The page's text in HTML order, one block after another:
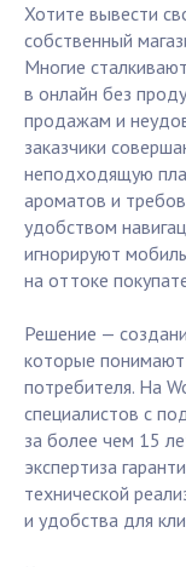
Хотите вывести
собственный
Многие
в онлайн без
продажам и
заказчики
неподходящую
ароматов и
удобством
игнорируют
на оттоке
Решение —
которые
потребителя. На
специалистов с
за более чем 15
экспертиза
технической
и удобства для